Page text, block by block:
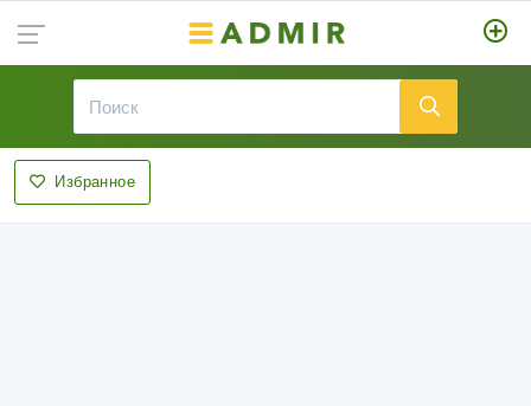
Избранное